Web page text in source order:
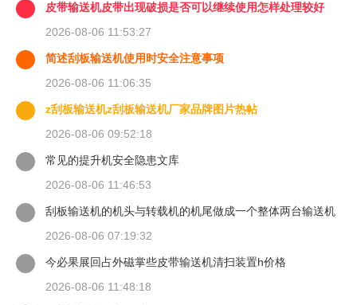
皮带输送机皮带出现破损是否可以继续使用怎样处理较好
2026-08-06 11:53:27
简述刮板输送机使用时安全注意事项
2026-08-06 11:06:35
z刮板输送机z刮板输送机厂家品牌图片热帖
2026-08-06 09:52:18
常见的提升机安全隐患文库
2026-08-06 11:46:53
刮板输送机的机头与转载机的机尾做成一个整体两台输送机
2026-08-06 07:19:32
今必果展回占外磁掌些皮带输送机清扫装置h价格
2026-08-06 11:48:18